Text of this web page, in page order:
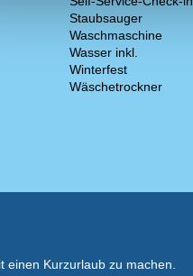
Staubsauger
Waschmaschine
Wasser inkl.
Winterfest
Wäschetrockner
Kurzurlaub zu machen.